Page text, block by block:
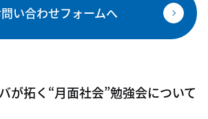
い合わせフォームへ
が拓く“月面社会”勉強会について